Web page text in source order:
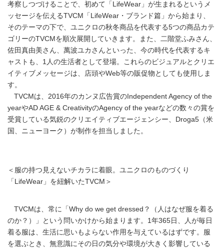
考察しつづけることで、初めて「LifeWear」が生まれるというメ
ッセージを伝えるTVCM「LifeWear・ブランド篇」から始まり、
そのテーマの下で、ユニクロの秋冬商品を代表する5つの商品カテ
ゴリーのTVCMを順次展開していきます。また、二階堂ふみさん、
佐田真由美さん、萬波ユカさんといった、今の時代を代表するキ
ャストも、1人の生活者として登場。これらのビジュアルとクリエ
イティブメッセージは、店頭やWeb等の販促物としても使用しま
す。
TVCMは、2016年のカンヌ広告賞のIndependent Agency of the
yearやAD AGE & CreativityのAgency of the yearなどの数々の賞を
受賞している気鋭のクリエイティブエージェンシー、Droga5（米
国、ニューヨーク）が制作を担当しました。
＜服の持つ見えないチカラに着眼。ユニクロのものづくり
「LifeWear」を紐解いたTVCM＞
TVCMは、常に「Why do we get dressed？（人はなぜ服を着る
のか？）」という問いかけから始まります。1年365日、人が毎日
着る服は、生活に思いもよらない作用を与えているはずです。服
を選ぶとき、無意識にその日の気分や環境が大きく影響している